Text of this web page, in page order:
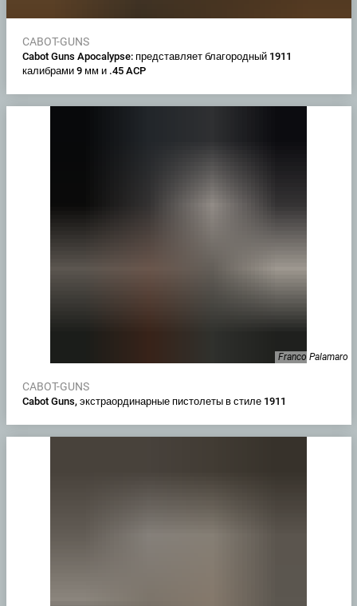
CABOT-GUNS
Cabot Guns Apocalypse: представляет благородный 1911
калибрами 9 мм и .45 ACP
Franco Palamaro
CABOT-GUNS
Cabot Guns, экстраординарные пистолеты в стиле 1911